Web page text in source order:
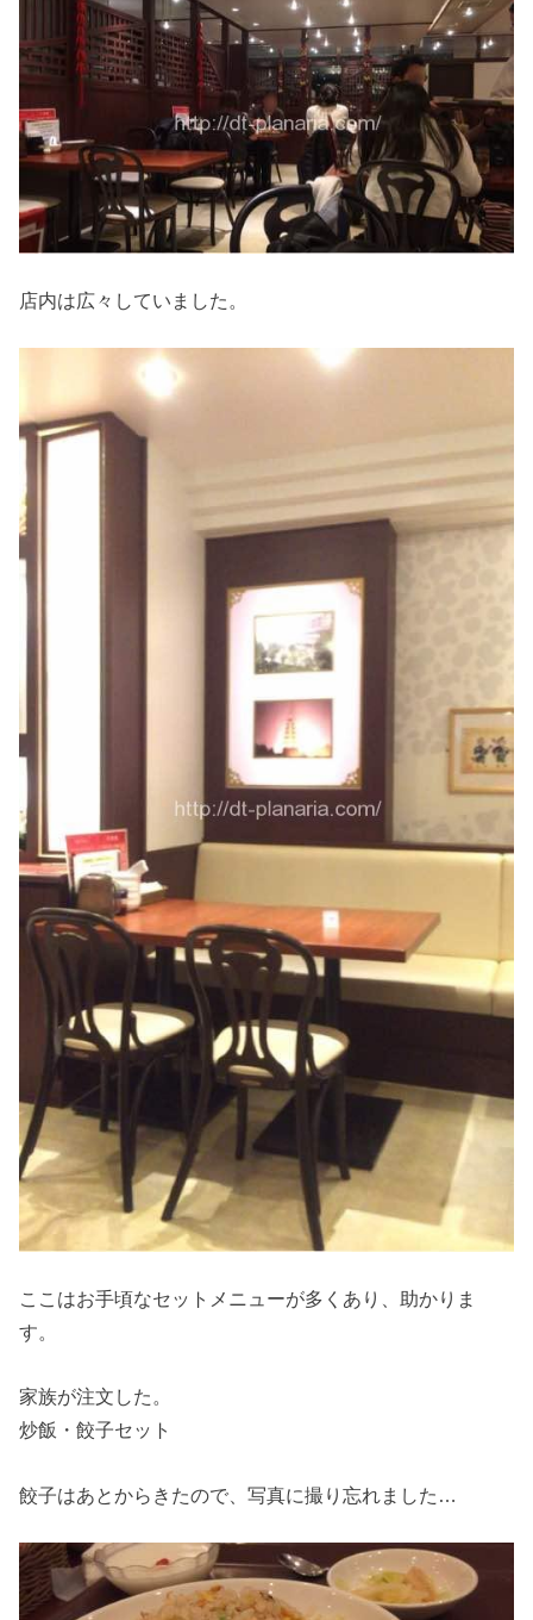
店内は広々していました。
ここはお手頃なセットメニューが多くあり、助かりま
す。
家族が注文した。
炒飯・餃子セット
餃子はあとからきたので、写真に撮り忘れました…